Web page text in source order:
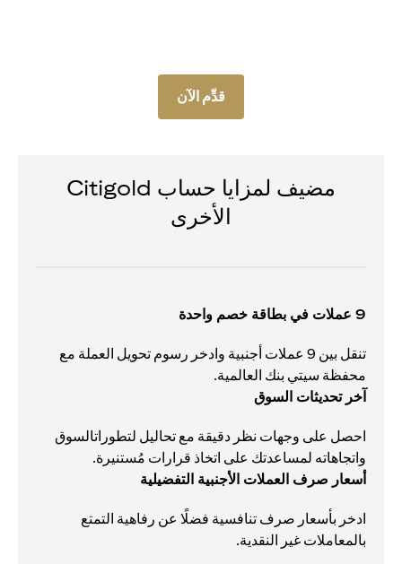
قدِّم الآن
مضيف لمزايا حساب Citigold
الأخرى
9 عملات في بطاقة خصم واحدة
تنقل بين 9 عملات أجنبية وادخر رسوم تحويل العملة مع
محفظة سيتي بنك العالمية.
آخر تحديثات السوق
احصل على وجهات نظر دقيقة مع تحاليل لتطوراتالسوق
واتجاهاته لمساعدتك على اتخاذ قرارات مُستنيرة.
أسعار صرف العملات الأجنبية التفضيلية
ادخر بأسعار صرف تنافسية فضلًا عن رفاهية التمتع
بالمعاملات غير النقدية.